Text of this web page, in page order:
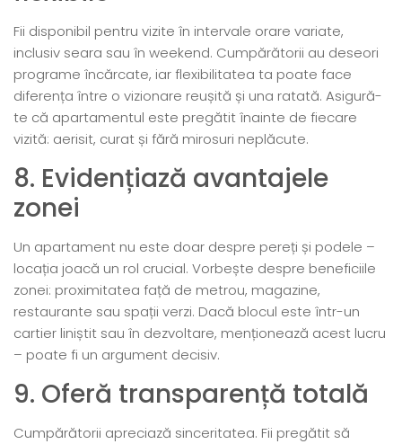
Fii disponibil pentru vizite în intervale orare variate,
inclusiv seara sau în weekend. Cumpărătorii au deseori
programe încărcate, iar flexibilitatea ta poate face
diferența între o vizionare reușită și una ratată. Asigură-
te că apartamentul este pregătit înainte de fiecare
vizită: aerisit, curat și fără mirosuri neplăcute.
8. Evidențiază avantajele
zonei
Un apartament nu este doar despre pereți și podele –
locația joacă un rol crucial. Vorbește despre beneficiile
zonei: proximitatea față de metrou, magazine,
restaurante sau spații verzi. Dacă blocul este într-un
cartier liniștit sau în dezvoltare, menționează acest lucru
– poate fi un argument decisiv.
9. Oferă transparență totală
Cumpărătorii apreciază sinceritatea. Fii pregătit să